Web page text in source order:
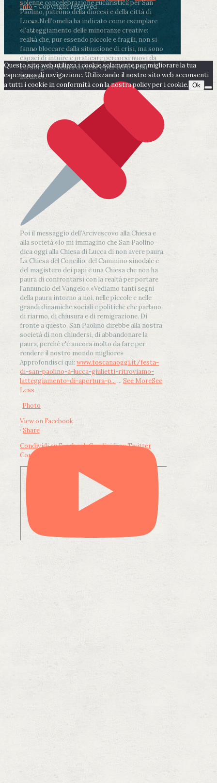
solenne concelebrazione eucaristica per San
Paolino, patrono della diocesi e della città di
Lucca.Nell’omelia ha indicato come esemplare
«l’atteggiamento delle minoranze creative:
realtà che, pur essendo piccole e fragili, non si
fanno bloccare dalla situazione di crisi, ma sono
capaci di intuire e praticare percorsi nuovi da
cui sorgono realtà diverse e per certi versi
inedite».
Poi il messaggio dell’Arcivescovo alla Chiesa e
alla società:«Io mi immagino che San Paolino
dica oggi alla Chiesa di Lucca di non avere paura.
La Chiesa del Concilio, del Cammino sinodale e
del magistero dei papi è una Chiesa che non ha
paura di confrontarsi con la realtà per portare
l'annuncio del Vangelo».«Vediamo tanti segni
della paura intorno a noi, nelle piccole e nelle
grandi dinamiche sociali e politiche che parlano
di riarmo, di chiusura e di remigrazione. Di
fronte a questo, San Paolino direbbe alla nostra
società di non chiudersi, di abbandonare la
paura, perché c'è ancora molto da fare per
rendere il nostro mondo migliore»
Approfondisci qui: www.toscanaoggi.it/festa-
di-san-paolino-a-lucca-giulietti-ritroviamo-
latteggiamento-di-apertura-p... ... See MoreSee
Less
Photo
View on Facebook
· Share
Condividi su FacebookCondividi su Twitter
Condividi su LinkedIn
Info- Copyright reserved
Questo sito web utilizza i cookie solamente per migliorare la tua
esperienza di navigazione. Utilizzando il nostro sito web acconsenti
a tutti i cookie in conformità con la nostra policy per i cookie. Ok